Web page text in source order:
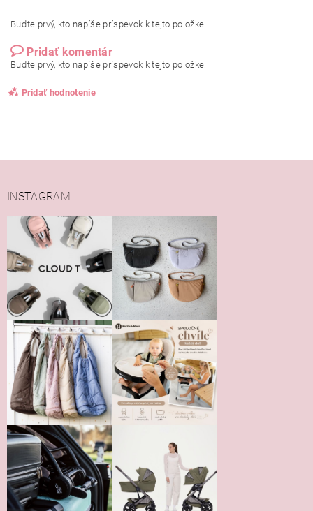
Buďte prvý, kto napíše príspevok k tejto položke.
Pridať komentár
Buďte prvý, kto napíše príspevok k tejto položke.
Pridať hodnotenie
Vložením hodnotenie súhlasíte s
podmienkami ochrany
osobných údajov
INSTAGRAM